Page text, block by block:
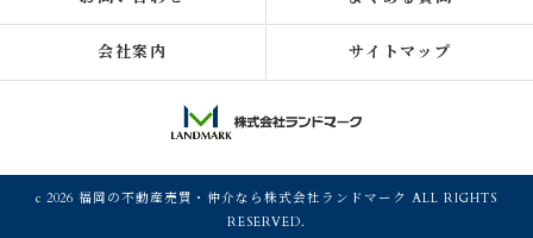
会社案内 サイトマップ
c 2026 福岡の不動産売買・仲介なら株式会社ランドマーク ALL RIGHTS
RESERVED.